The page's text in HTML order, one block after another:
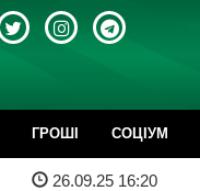
ГРОШІ CОЦІУМ
26.09.25 16:20